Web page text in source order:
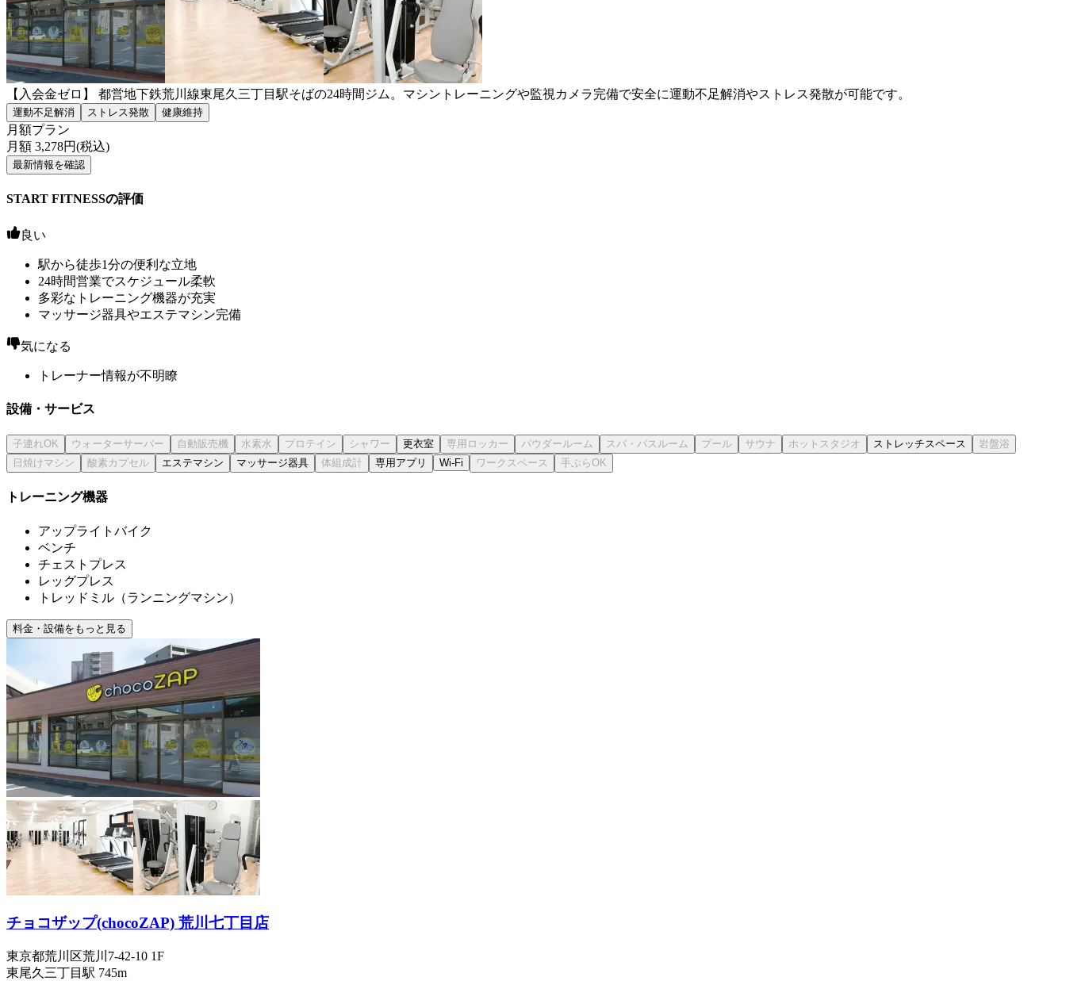
【入会金ゼロ】 都営地下鉄荒川線東尾久三丁目駅そばの24時間ジム。マシントレーニングや監視カメラ完備で安全に運動不足解消やストレス発散が可能です。
運動不足解消 ストレス発散 健康維持
月額プラン
月額 3,278円(税込)
最新情報を確認
START FITNESSの評価
良い
駅から徒歩1分の便利な立地
24時間営業でスケジュール柔軟
多彩なトレーニング機器が充実
マッサージ器具やエステマシン完備
気になる
トレーナー情報が不明瞭
設備・サービス
更衣室
ストレッチスペース
エステマシン
マッサージ器具 専用アプリ Wi-Fi
トレーニング機器
アップライトバイク
ベンチ
チェストプレス
レッグプレス
トレッドミル（ランニングマシン）
料金・設備をもっと見る
チョコザップ(chocoZAP) 荒川七丁目店
東京都荒川区荒川7-42-10 1F
東尾久三丁目 駅 745m